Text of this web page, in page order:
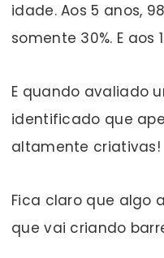
idade. Aos 5 anos,
somente 30%. E aos
E quando avaliado
identificado que
altamente criativas!
Fica claro que algo
que vai criando